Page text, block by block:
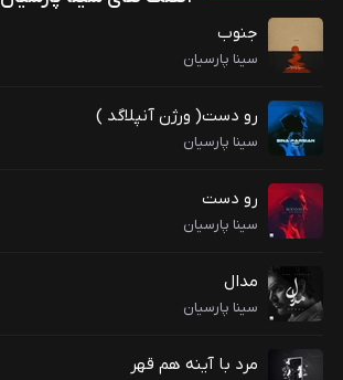
جنوب
سینا پارسیان
رو دست( ورژن آنپلاگد )
سینا پارسیان
رو دست
سینا پارسیان
مدال
سینا پارسیان
مرد با آینه هم قهر